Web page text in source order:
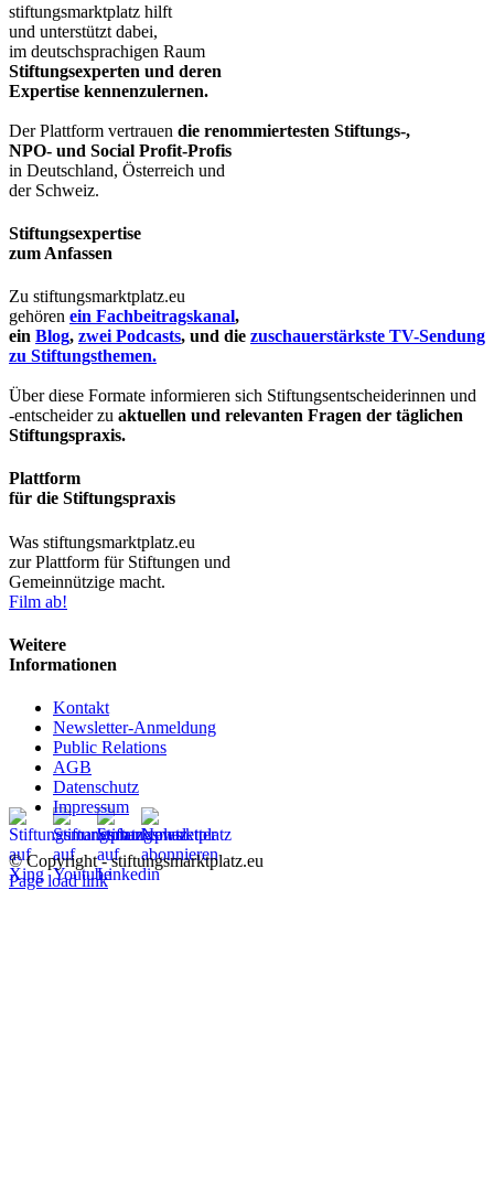
stiftungsmarktplatz hilft
und unterstützt dabei,
im deutschsprachigen Raum
Stiftungsexperten und deren
Expertise kennenzulernen.
Der Plattform vertrauen die renommiertesten Stiftungs-,
NPO- und Social Profit-Profis
in Deutschland, Österreich und
der Schweiz.
Stiftungsexpertise
zum Anfassen
Zu stiftungsmarktplatz.eu
gehören ein Fachbeitragskanal,
ein Blog, zwei Podcasts, und die zuschauerstärkste TV-Sendung
zu Stiftungsthemen.
Über diese Formate informieren sich Stiftungsentscheiderinnen und
-entscheider zu aktuellen und relevanten Fragen der täglichen
Stiftungspraxis.
Plattform
für die Stiftungspraxis
Was stiftungsmarktplatz.eu
zur Plattform für Stiftungen und
Gemeinnützige macht.
Film ab!
Weitere
Informationen
Kontakt
Newsletter-Anmeldung
Public Relations
AGB
Datenschutz
Impressum
© Copyright - stiftungsmarktplatz.eu
Page load link